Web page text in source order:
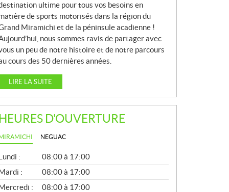
ultime pour tous vos besoins en
de sports motorisés dans la région du
Miramichi et de la péninsule acadienne !
nous sommes ravis de partager avec
un peu de notre histoire et de notre parcours
cours des 50 dernières années.
LIRE LA SUITE
HEURES D'OUVERTURE
MIRAMICHI NEGUAC
:
08:00 à 17:00
:
08:00 à 17:00
:
08:00 à 17:00